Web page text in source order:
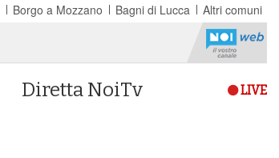
Borgo a Mozzano Bagni di Lucca Altri comuni
Diretta NoiTv LIVE